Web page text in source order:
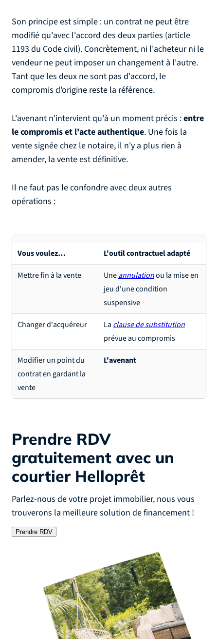
Son principe est simple : un contrat ne peut être
modifié qu'avec l'accord des deux parties (article
1193 du Code civil). Concrètement, ni l'acheteur ni le
vendeur ne peut imposer un changement à l'autre.
Tant que les deux ne sont pas d'accord, le
compromis d'origine reste la référence.
L'avenant n'intervient qu'à un moment précis :entre
le compromis et l'acte authentique. Une fois la
vente signée chez le notaire, il n'y a plus rien à
amender, la vente est définitive.
Il ne faut pas le confondre avec deux autres
opérations :
Vous voulez… L'outil contractuel adapté
Mettre fin à la vente Uneannulationou la mise en
jeu d'une condition
suspensive
Changer d'acquéreur La clause de substitution
prévue au compromis
Modifier un point du
contrat en gardant la
vente
L'avenant
Prendre RDV
gratuitement avec un
courtier Helloprêt
Parlez-nous de votre projet immobilier, nous vous
trouverons la meilleure solution de financement !
Prendre RDV